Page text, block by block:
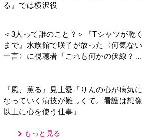
る』では横沢役
＜3人って誰のこと？＞『Tシャツが乾く
まで』水族館で咲子が放った〈何気ない
一言〉に視聴者「これも何かの伏線？」
『風、薫る』見上愛「りんの心が病気に
なっていく演技が難しくて。看護は想像
以上に心を使う仕事」
もっと見る